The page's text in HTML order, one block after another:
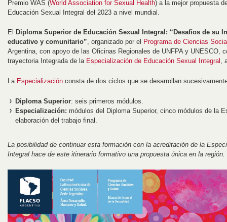
Premio WAS (World Association for Sexual Health) a la mejor propuesta
Educación Sexual Integral del 2023 a nivel mundial.
El
Diploma Superior de Educación Sexual Integral: “Desafíos de su
educativo y comunitario”, organizado por el Programa de Ciencias
Argentina, con apoyo de las Oficinas Regionales de UNFPA y UNESCO,
trayectoria Integrada de la Especialización de Educación Sexual Integral ,
La Especialización consta de dos ciclos que se desarrollan
Diploma Superior: seis primeros módulos.
Especialización: módulos del Diploma Superior, cinco módulos de la
elaboración del trabajo final.
La posibilidad de continuar esta formación con la acreditación de la
Integral hace de este itinerario formativo una propuesta única en la región.